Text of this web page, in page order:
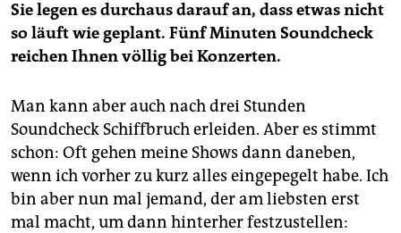
Sie legen es durchaus darauf an, dass etwas nicht
so läuft wie geplant. Fünf Minuten Soundcheck
reichen Ihnen völlig bei Konzerten.
Man kann aber auch nach drei Stunden
Soundcheck Schiffbruch erleiden. Aber es stimmt
schon: Oft gehen meine Shows dann daneben,
wenn ich vorher zu kurz alles eingepegelt habe. Ich
bin aber nun mal jemand, der am liebsten erst
mal macht, um dann hinterher festzustellen: